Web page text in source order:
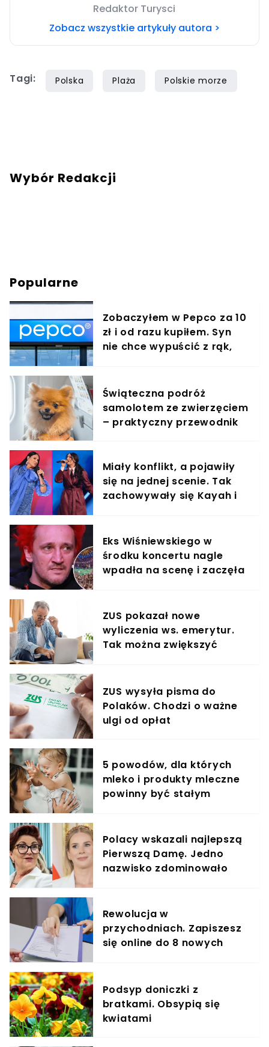
Redaktor Turysci
Zobacz wszystkie artykuły autora >
Tagi: Polska Plaża Polskie morze
Wybór Redakcji
Popularne
Zobaczyłem w Pepco za 10
zł i od razu kupiłem. Syn
nie chce wypuścić z rąk,
Świąteczna podróż
samolotem ze zwierzęciem
– praktyczny przewodnik
Miały konflikt, a pojawiły
się na jednej scenie. Tak
zachowywały się Kayah i
Eks Wiśniewskiego w
środku koncertu nagle
wpadła na scenę i zaczęła
ZUS pokazał nowe
wyliczenia ws. emerytur.
Tak można zwiększyć
ZUS wysyła pisma do
Polaków. Chodzi o ważne
ulgi od opłat
5 powodów, dla których
mleko i produkty mleczne
powinny być stałym
Polacy wskazali najlepszą
Pierwszą Damę. Jedno
nazwisko zdominowało
Rewolucja w
przychodniach. Zapiszesz
się online do 8 nowych
Podsyp doniczki z
bratkami. Obsypią się
kwiatami